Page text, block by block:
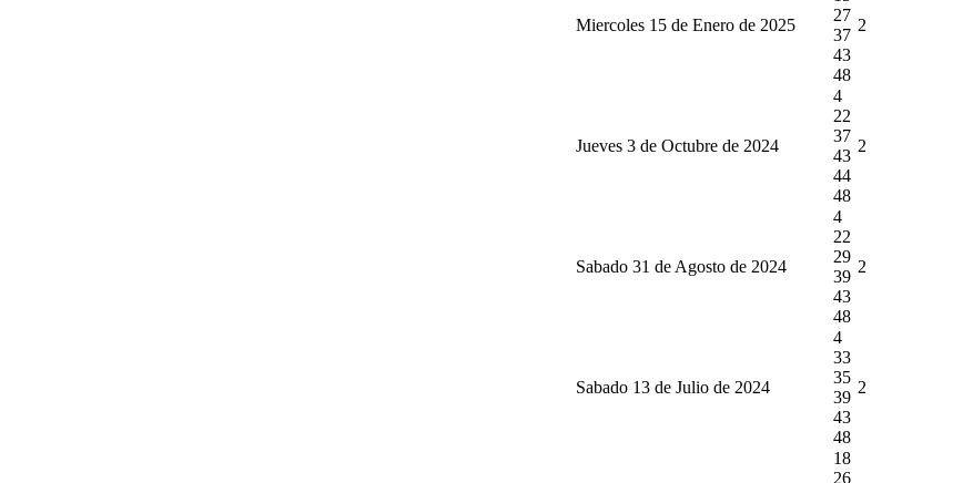
Miercoles 15 de Enero de 2025
27
37
43
48
2
Jueves 3 de Octubre de 2024
4
22
37
43
44
48
2
Sabado 31 de Agosto de 2024
4
22
29
39
43
48
2
Sabado 13 de Julio de 2024
4
33
35
39
43
48
2
18
26